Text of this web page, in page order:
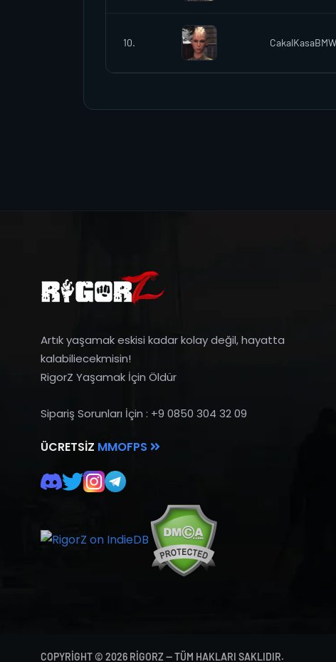
10. CakalKasaBMW
Artık yaşamak eskisi kadar kolay değil, hayatta
kalabiliecekmisin!
RigorZ Yaşamak İçin Öldür
Sipariş Sorunları İçin : +9 0850 304 32 09
ÜCRETSIZ MMOFPS
COPYRIGHT © 2026 RIGORZ — TÜM HAKLARI SAKLIDIR.